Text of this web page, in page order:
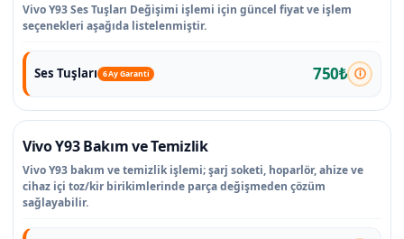
Vivo Y93 Ses Tuşları Değişimi işlemi için güncel fiyat ve işlem
seçenekleri aşağıda listelenmiştir.
Ses Tuşları 6 Ay Garanti 750₺
Vivo Y93 Bakım ve Temizlik
Vivo Y93 bakım ve temizlik işlemi; şarj soketi, hoparlör, ahize ve
cihaz içi toz/kir birikimlerinde parça değişmeden çözüm
sağlayabilir.